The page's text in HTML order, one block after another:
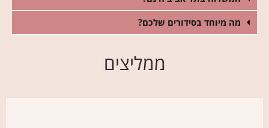
מה מיוחד בסידורים שלכם?
ממליצים